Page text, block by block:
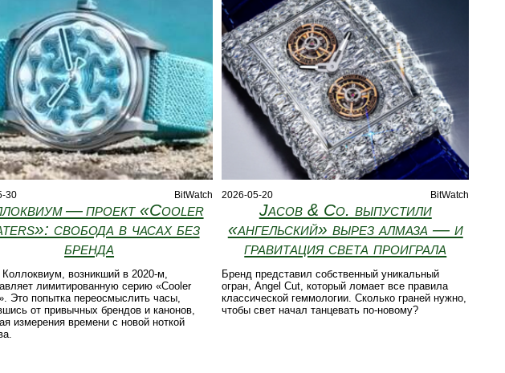
30 BitWatch
— проект «Cooler
свобода в часах без
бренда
Коллоквиум, возникший в 2020‑м,
лимитированную серию «Cooler
Это попытка переосмыслить часы,
от привычных брендов и канонов,
измерения времени с новой ноткой
2026-05-20 BitWatch
Jacob & Co. выпустили
«ангельский» вырез алмаза — и
гравитация света проиграла
Бренд представил собственный уникальный
огран, Angel Cut, который ломает все правила
классической геммологии. Сколько граней нужно,
чтобы свет начал танцевать по-новому?